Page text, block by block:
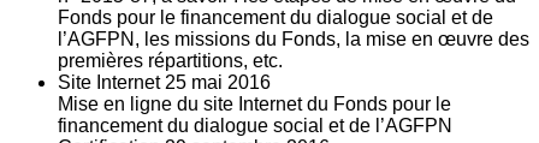
Fonds pour le financement du dialogue social et de
l’AGFPN, les missions du Fonds, la mise en œuvre des
premières répartitions, etc.
Site Internet 25 mai 2016
Mise en ligne du site Internet du Fonds pour le
financement du dialogue social et de l’AGFPN